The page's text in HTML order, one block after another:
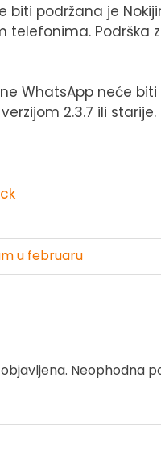
podržana je
Podrška
WhatsApp neće
2.3.7 ili starije.
u februaru
Neophodna